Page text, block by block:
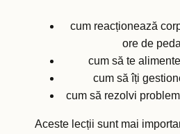
cum reacționează
ore de
cum să te
cum să îți
cum să rezolvi
Aceste lecții sunt mai